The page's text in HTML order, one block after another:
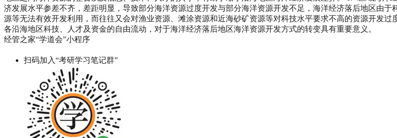
济发展水平参差不齐，差距明显，导致部分海洋资源过度开发与部分海洋资源开发不足，海洋经济落后地区由
源等无法有效开发利用，而往往又会对渔业资源、滩涂资源和近海砂矿资源等对科技水平要求不高的资源开发
各沿海地区科技、人才及资金的自由流动，对于海洋经济落后地区海洋资源开发方式的转变具有重要意义。
经管之家“学道会”小程序
扫码加入“考研学习笔记群”